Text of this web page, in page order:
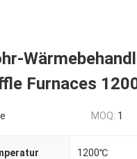
Furnaces
MOQ: 1
1200℃